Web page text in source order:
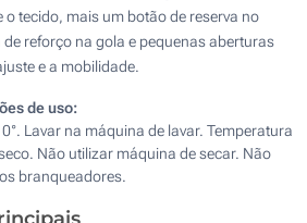
o tecido, mais um botão de reserva no
reforço na gola e pequenas aberturas
e a mobilidade.
de uso:
Lavar na máquina de lavar. Temperatura
Não utilizar máquina de secar. Não
branqueadores.